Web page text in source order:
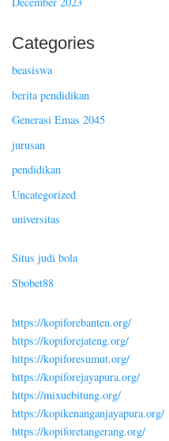
Categories
beasiswa
berita pendidikan
Generasi Emas 2045
jurusan
pendidikan
Uncategorized
universitas
Situs judi bola
Sbobet88
https://kopiforebanten.org/
https://kopiforejateng.org/
https://kopiforesumut.org/
https://kopiforejayapura.org/
https://mixuebitung.org/
https://kopikenanganjayapura.org/
https://kopiforetangerang.org/